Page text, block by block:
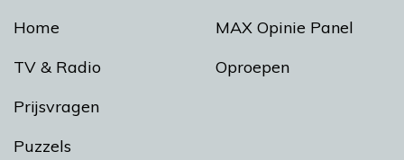
Home
TV & Radio
Prijsvragen
Puzzels
MAX Opinie Panel
Oproepen